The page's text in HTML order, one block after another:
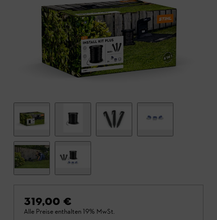
319,00 €
Alle Preise enthalten 19% MwSt.